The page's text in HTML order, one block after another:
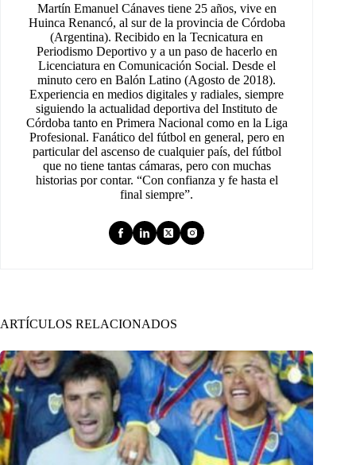
Martín Emanuel Cánaves tiene 25 años, vive en
Huinca Renancó, al sur de la provincia de Córdoba
(Argentina). Recibido en la Tecnicatura en
Periodismo Deportivo y a un paso de hacerlo en
Licenciatura en Comunicación Social. Desde el
minuto cero en Balón Latino (Agosto de 2018).
Experiencia en medios digitales y radiales, siempre
siguiendo la actualidad deportiva del Instituto de
Córdoba tanto en Primera Nacional como en la Liga
Profesional. Fanático del fútbol en general, pero en
particular del ascenso de cualquier país, del fútbol
que no tiene tantas cámaras, pero con muchas
historias por contar. “Con confianza y fe hasta el
final siempre”.
ARTÍCULOS RELACIONADOS